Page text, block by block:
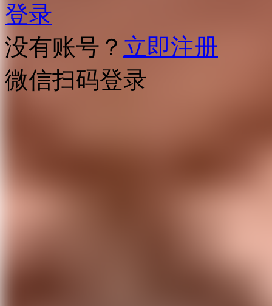
登录
没有账号？ 立即注册
微信扫码登录